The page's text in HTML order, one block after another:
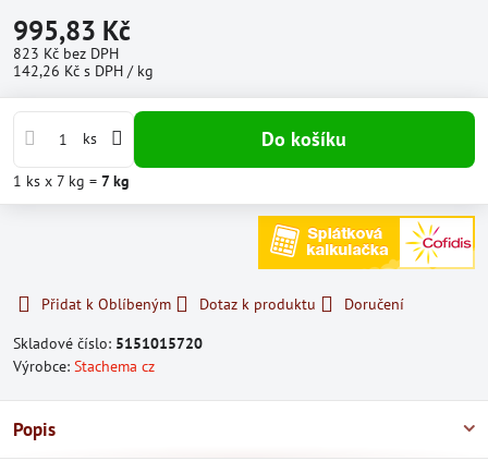
995,83 Kč
823 Kč bez DPH
142,26 Kč s DPH / kg
ks Do košíku
1 ks x 7 kg = 7kg
Přidat k Oblíbeným Dotaz k produktu
Doručení
Skladové číslo: 5151015720
Výrobce: Stachema cz
Popis